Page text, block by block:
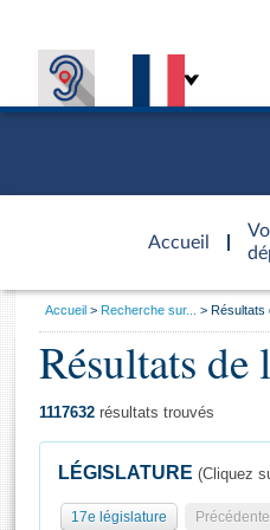
Accueil
d'accueil
Général
Vous
Accueil Recherche sur... Résultats
Résultats de
1117632 résultats trouvés
LÉGISLATURE (Cliquez
17e législature